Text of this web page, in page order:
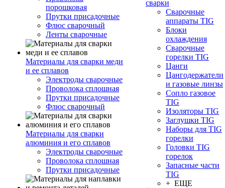
порошковая
Прутки присадочные
Флюс сварочный
Ленты сварочные
Материалы для сварки меди
и ее сплавов
Электроды сварочные
Проволока сплошная
Прутки присадочные
Флюс сварочный
Материалы для сварки
алюминия и его сплавов
Электроды сварочные
Проволока сплошная
Прутки присадочные
сварки
Сварочные
аппараты TIG
Блоки
охлаждения
Сварочные
горелки TIG
Цанги
Цангодержатели
и газовые линзы
Сопло газовое
TIG
Изоляторы TIG
Заглушки TIG
Наборы для TIG
горелки
Головки TIG
горелок
Запасные части
TIG
+ ЕЩЕ